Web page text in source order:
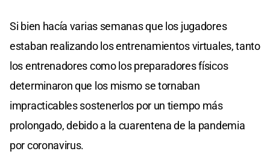
Si bien hacía varias semanas que los jugadores
estaban realizando los entrenamientos virtuales, tanto
los entrenadores como los preparadores físicos
determinaron que los mismo se tornaban
impracticables sostenerlos por un tiempo más
prolongado, debido a la cuarentena de la pandemia
por coronavirus.